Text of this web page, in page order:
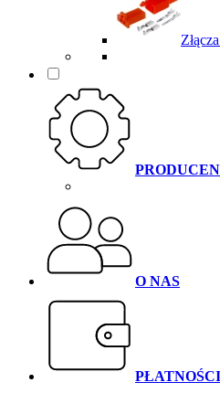
O NAS
PŁATNOŚCI